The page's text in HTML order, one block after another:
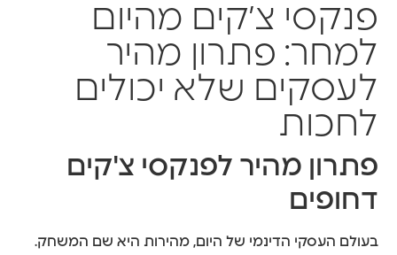
פנקסי צ׳קים מהיום
למחר: פתרון מהיר
לעסקים שלא יכולים
לחכות
פתרון מהיר לפנקסי צ'קים
דחופים
בעולם העסקי הדינמי של היום, מהירות היא שם המשחק.